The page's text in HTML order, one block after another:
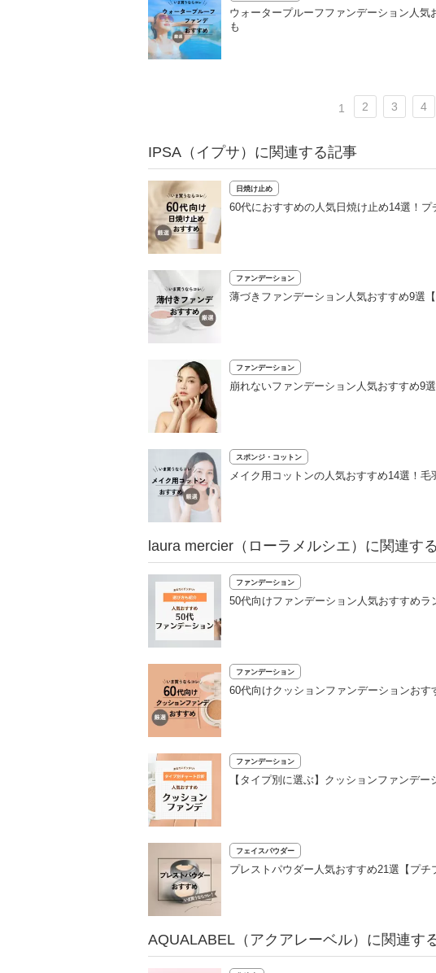
ウォータープルーフファンデーション人
も
1 2 3 4
IPSA（イプサ）に関連する記事
日焼け止め
60代におすすめの人気日焼け止め14選！
ファンデーション
薄づきファンデーション人気おすすめ9選
ファンデーション
崩れないファンデーション人気おすすめ9
スポンジ・コットン
メイク用コットンの人気おすすめ14選！
laura mercier（ローラメルシエ）に関連す
ファンデーション
50代向けファンデーション人気おすすめ
ファンデーション
60代向けクッションファンデーションお
ファンデーション
【タイプ別に選ぶ】クッションファンデ
フェイスパウダー
プレストパウダー人気おすすめ21選【プ
AQUALABEL（アクアレーベル）に関連す